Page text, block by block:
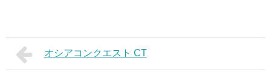
オシアコンクエスト CT